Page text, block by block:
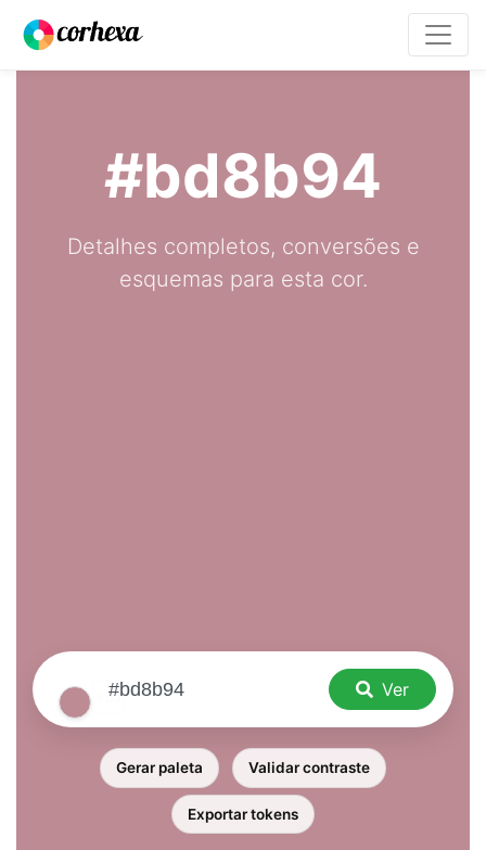
#bd8b94
Detalhes completos, conversões e
esquemas para esta cor.
Ver
Gerar paleta Validar contraste
Exportar tokens